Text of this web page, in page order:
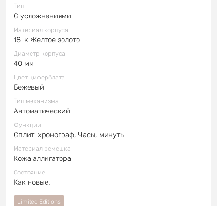
Тип
С усложнениями
Материал корпуса
18-к Желтое золото
Диаметр корпуса
40 мм
Цвет циферблата
Бежевый
Тип механизма
Автоматический
Функции
Сплит-хронограф, Часы, минуты
Материал ремешка
Кожа аллигатора
Состояние
Как новые.
Limited Editions